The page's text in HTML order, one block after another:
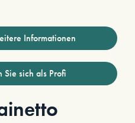
Informationen
Sie sich als Profi